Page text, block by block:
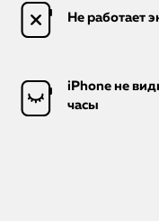
Не работает
iPhone не
часы